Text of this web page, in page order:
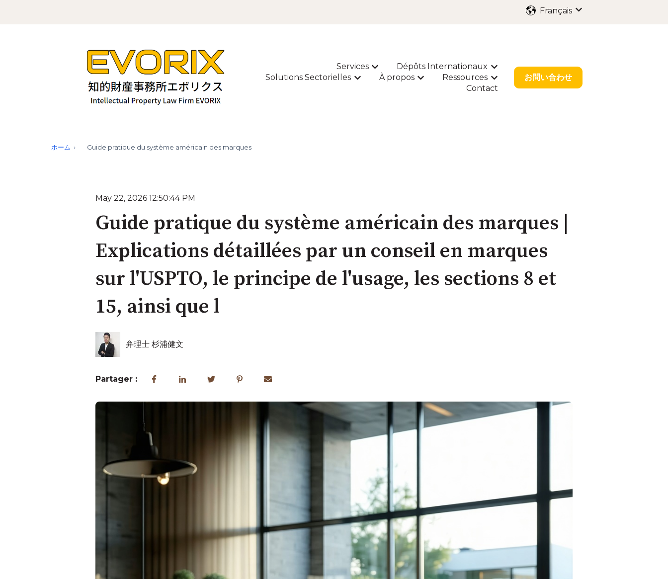
Français
Services
Afficher le sous-menu pour Services
Dépôts Internationaux
Afficher le sous-menu pour Dépôts
Solutions Sectorielles
Afficher le sous-menu pour Solutions Sectorielles
À propos
Afficher le sous-menu pour À propos
Ressources
Afficher le sous-menu pour Ressources
Contact
お問い合わせ
ホーム Guide pratique du système américain des marques
May 22, 2026 12:50:44 PM
Guide pratique du système américain des marques |
Explications détaillées par un conseil en marques
sur l'USPTO, le principe de l'usage, les sections 8 et
15, ainsi que l
弁理士 杉浦健文
Partager :